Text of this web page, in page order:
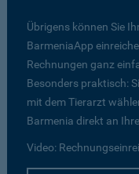
Übrigens können Sie
BarmeniaApp
Rechnungen ganz
Besonders praktisch:
mit dem Tierarzt
Barmenia direkt an
Video: